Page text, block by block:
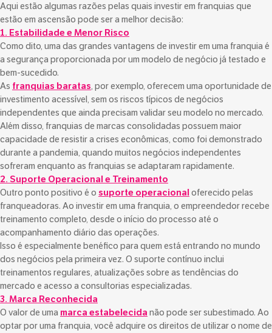
Aqui estão algumas razões pelas quais investir em franquias que
estão em ascensão pode ser a melhor decisão:
1. Estabilidade e Menor Risco
Como dito, uma das grandes vantagens de investir em uma franquia é
a segurança proporcionada por um modelo de negócio já testado e
bem-sucedido.
As franquias baratas, por exemplo, oferecem uma oportunidade de
investimento acessível, sem os riscos típicos de negócios
independentes que ainda precisam validar seu modelo no mercado.
Além disso, franquias de marcas consolidadas possuem maior
capacidade de resistir a crises econômicas, como foi demonstrado
durante a pandemia, quando muitos negócios independentes
sofreram enquanto as franquias se adaptaram rapidamente.
2. Suporte Operacional e Treinamento
Outro ponto positivo é o suporte operacional oferecido pelas
franqueadoras. Ao investir em uma franquia, o empreendedor recebe
treinamento completo, desde o início do processo até o
acompanhamento diário das operações.
Isso é especialmente benéfico para quem está entrando no mundo
dos negócios pela primeira vez. O suporte contínuo inclui
treinamentos regulares, atualizações sobre as tendências do
mercado e acesso a consultorias especializadas.
3. Marca Reconhecida
O valor de uma marca estabelecida não pode ser subestimado. Ao
optar por uma franquia, você adquire os direitos de utilizar o nome de